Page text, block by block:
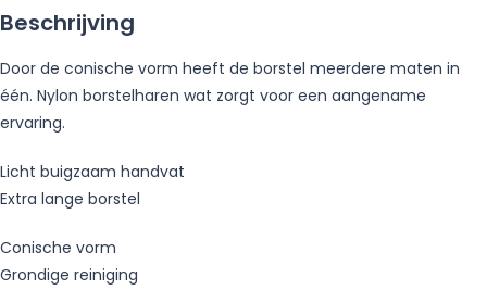
Beschrijving
Door de conische vorm heeft de borstel meerdere maten in
één. Nylon borstelharen wat zorgt voor een aangename
ervaring.
Licht buigzaam handvat
Extra lange borstel
Conische vorm
Grondige reiniging